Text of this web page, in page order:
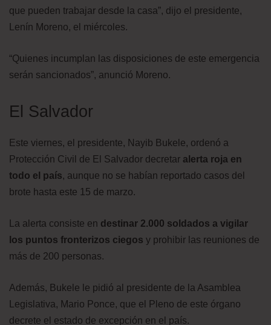
que pueden trabajar desde la casa”, dijo el presidente,
Lenín Moreno, el miércoles.
“Quienes incumplan las disposiciones de este emergencia
serán sancionados”, anunció Moreno.
El Salvador
Este viernes, el presidente, Nayib Bukele, ordenó a
Protección Civil de El Salvador decretar alerta roja en
todo el país, aunque no se habían reportado casos del
brote hasta este 15 de marzo.
La alerta consiste en destinar 2.000 soldados a vigilar
los puntos fronterizos ciegos y prohibir las reuniones de
más de 200 personas.
Además, Bukele le pidió al presidente de la Asamblea
Legislativa, Mario Ponce, que el Pleno de este órgano
decrete el estado de excepción en el país.